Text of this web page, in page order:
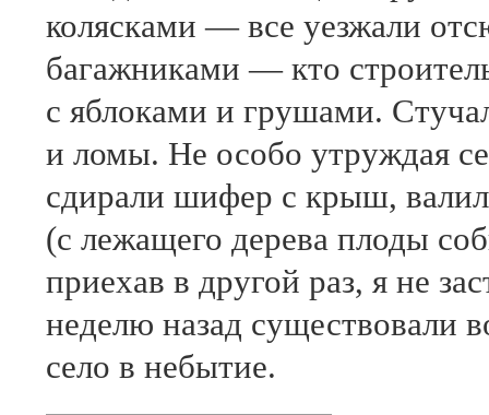
колясками — все уезжали
багажниками — кто
с яблоками и грушами.
и ломы. Не особо утруждая
сдирали шифер с крыш,
(с лежащего дерева плоды
приехав в другой раз, я не
неделю назад существовали
село в небытие.